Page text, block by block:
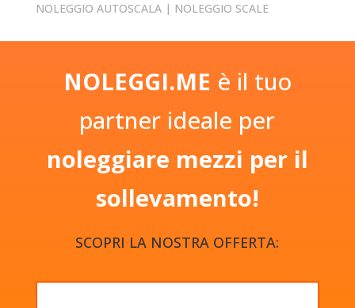
NOLEGGIO AUTOSCALA| NOLEGGIO SCALE
NOLEGGI.ME è il tuo
partner ideale per
noleggiare mezzi per il
sollevamento!
SCOPRI LA NOSTRA OFFERTA: